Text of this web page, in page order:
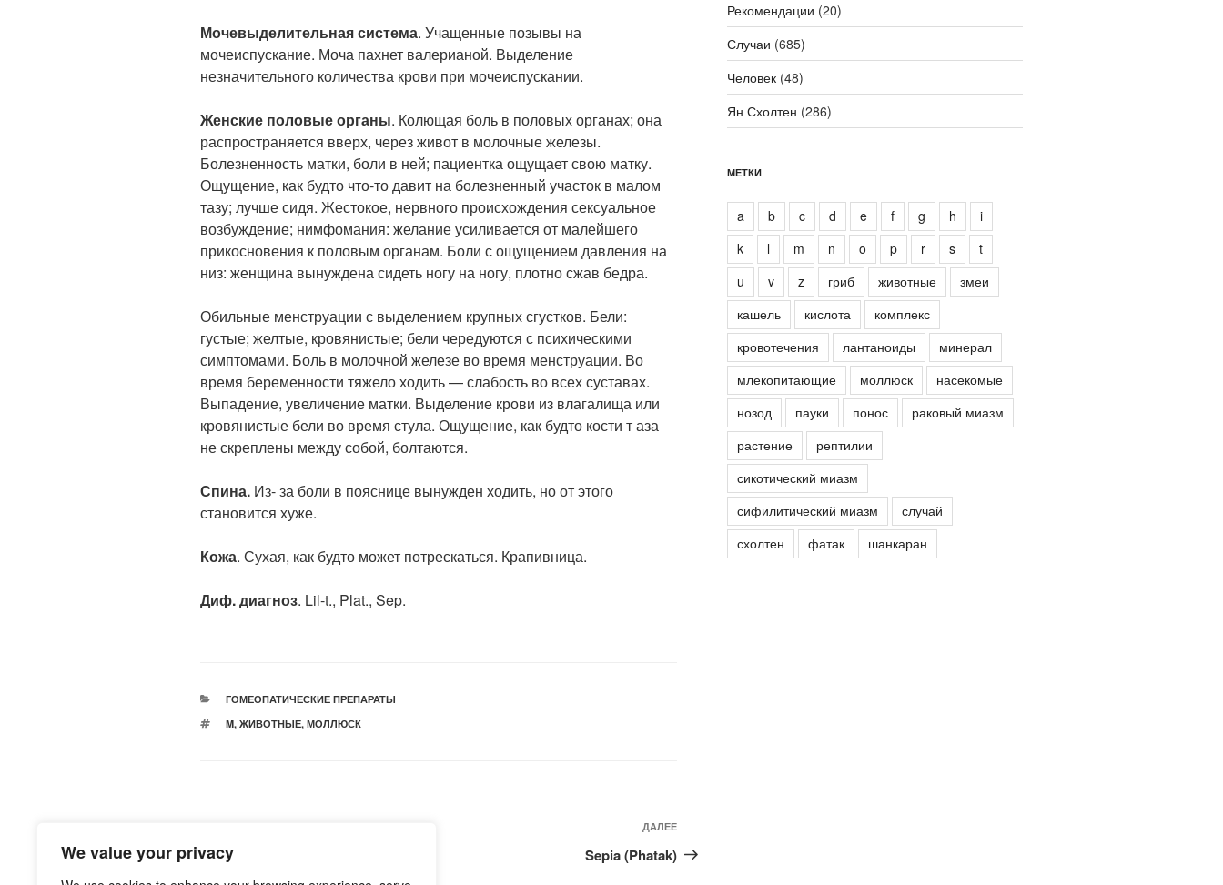
We value your privacy
Мочевыделительная система. Учащенные позывы на
мочеиспускание. Моча пахнет валерианой. Выделение
незначительного количества крови при мочеиспускании.
Женские половые органы. Колющая боль в половых органах; она
распространяется вверх, через живот в молочные железы.
Болезненность матки, боли в ней; пациентка ощущает свою матку.
Ощущение, как будто что-то давит на болезненный участок в малом
тазу; лучше сидя. Жестокое, нервного происхождения сексуальное
возбуждение; нимфомания: желание усиливается от малейшего
прикосновения к половым органам. Боли с ощущением давления на
низ: женщина вынуждена сидеть ногу на ногу, плотно сжав бедра.
Обильные менструации с выделением крупных сгустков. Бели:
густые; желтые, кровянистые; бели чередуются с психическими
симптомами. Боль в молочной железе во время менструации. Во
время беременности тяжело ходить — слабость во всех суставах.
Выпадение, увеличение матки. Выделение крови из влагалища или
кровянистые бели во время стула. Ощущение, как будто кости т аза
не скреплены между собой, болтаются.
Спина. Из- за боли в пояснице вынужден ходить, но от этого
становится хуже.
Кожа. Сухая, как будто может потрескаться. Крапивница.
Диф. диагноз. Lil-t., Plat., Sep.
РУБРИКИ
ГОМЕОПАТИЧЕСКИЕ ПРЕПАРАТЫ
МЕТКИ
M, ЖИВОТНЫЕ, МОЛЛЮСК
по
записям
запись:
Ytterbium phosphoricum (Scholten)
Следующая
запись
ДАЛЕЕ
Sepia (Phatak)
Рекомендации (20)
Случаи (685)
Человек(48)
Ян Схолтен (286)
МЕТКИ
a b c d e f g h
i
k
l m n o p r s
t
u
v z гриб животные
змеи
кашель
кислота
комплекс
кровотечения
лантаноиды
минерал
млекопитающие
моллюск
насекомые
нозод
пауки понос
раковый миазм
растение
рептилии
сикотический миазм
сифилитический миазм
случай
схолтен
фатак шанкаран